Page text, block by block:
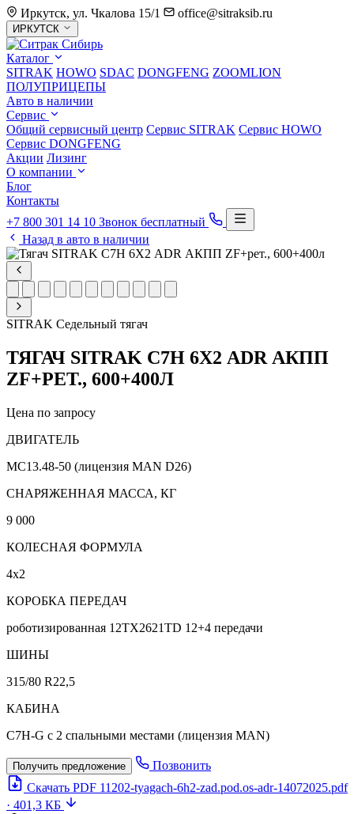
Иркутск, ул. Чкалова 15/1
office@sitraksib.ru
Выбор
города
ИРКУТСК
Каталог
SITRAK HOWO SDAC DONGFENG ZOOMLION
ПОЛУПРИЦЕПЫ
Авто в наличии
Сервис
Общий сервисный центр Сервис SITRAK Сервис HOWO
Сервис DONGFENG
Акции Лизинг
О компании
Блог
Контакты
+7 800 301 14 10 Звонок бесплатный
Назад в авто в наличии
SITRAK Седельный тягач
ТЯГАЧ SITRAK C7H 6Х2 ADR АКПП
ZF+РЕТ., 600+400Л
Цена по запросу
ДВИГАТЕЛЬ
MC13.48-50 (лицензия MAN D26)
CНАРЯЖЕННАЯ МАССА, КГ
9 000
КОЛЕСНАЯ ФОРМУЛА
4х2
КОРОБКА ПЕРЕДАЧ
роботизированная 12TX2621TD 12+4 передачи
ШИНЫ
315/80 R22,5
КАБИНА
C7H-G с 2 спальными местами (лицензия MAN)
Получить предложение
Позвонить
Скачать PDF 11202-tyagach-6h2-zad.pod.os-adr-14072025.pdf
· 401,3 КБ